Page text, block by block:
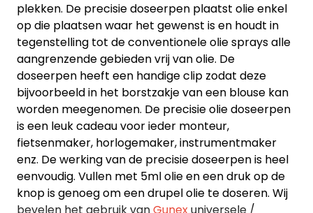
plekken. De precisie doseerpen plaatst olie enkel
op die plaatsen waar het gewenst is en houdt in
tegenstelling tot de conventionele olie sprays alle
aangrenzende gebieden vrij van olie. De
doseerpen heeft een handige clip zodat deze
bijvoorbeeld in het borstzakje van een blouse kan
worden meegenomen. De precisie olie doseerpen
is een leuk cadeau voor ieder monteur,
fietsenmaker, horlogemaker, instrumentmaker
enz. De werking van de precisie doseerpen is heel
eenvoudig. Vullen met 5ml olie en een druk op de
knop is genoeg om een drupel olie te doseren. Wij